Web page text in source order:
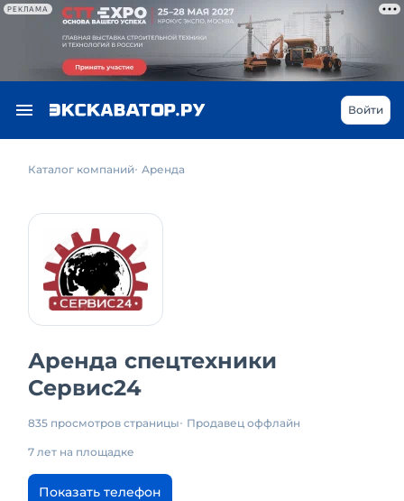
РЕКЛАМА
Войти
Каталог компаний Аренда
Аренда спецтехники
Сервис24
835 просмотров страницы Продавец оффлайн
7 лет на площадке
Показать телефон